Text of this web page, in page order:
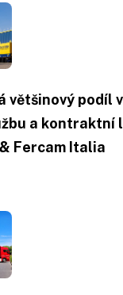
většinový podíl
a kontraktní
Fercam Italia